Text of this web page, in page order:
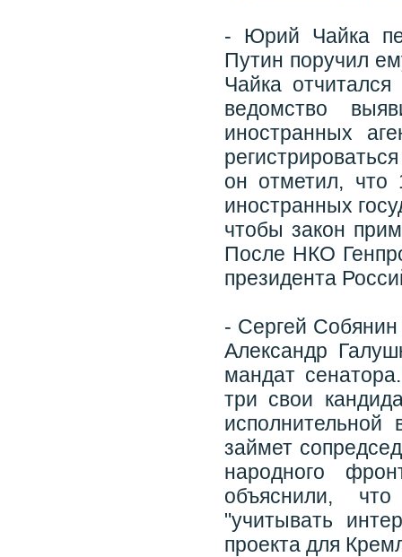
- Юрий Чайка
Путин поручил
Чайка
ведомство
иностранных
он отметил, что
иностранных
чтобы закон
После НКО
президента
- Сергей
Александр
мандат
три свои
займет
народного
объяснили,
"учитывать
проекта для